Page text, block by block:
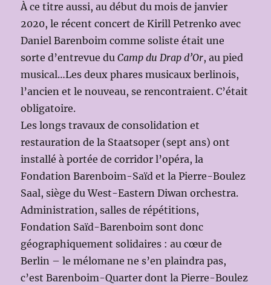
À ce titre aussi, au début du mois de janvier
2020, le récent concert de Kirill Petrenko avec
Daniel Barenboim comme soliste était une
sorte d’entrevue duCamp du Drap d’Or, au pied
musical…Les deux phares musicaux berlinois,
l’ancien et le nouveau, se rencontraient. C’était
obligatoire.
Les longs travaux de consolidation et
restauration de la Staatsoper (sept ans) ont
installé à portée de corridor l’opéra, la
Fondation Barenboim-Saïd et la Pierre-Boulez
Saal, siège du West-Eastern Diwan orchestra.
Administration, salles de répétitions,
Fondation Saïd-Barenboim sont donc
géographiquement solidaires : au cœur de
Berlin – le mélomane ne s’en plaindra pas,
c’est Barenboim-Quarter dont la Pierre-Boulez